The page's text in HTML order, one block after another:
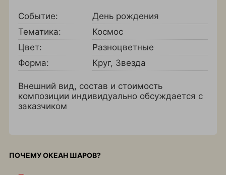
Событие:
День рождения
Тематика:
Космос
Цвет:
Разноцветные
Форма:
Круг, Звезда
Внешний вид, состав и стоимость
композиции индивидуально обсуждается с
заказчиком
ПОЧЕМУ ОКЕАН ШАРОВ?